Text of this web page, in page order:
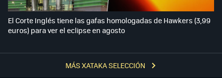
MÁS XATAKA SELECCIÓN
El Corte Inglés tiene las gafas homologadas de Hawkers (3,99
euros) para ver el eclipse en agosto